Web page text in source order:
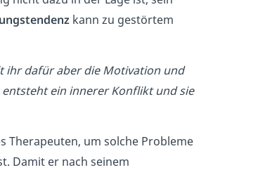
kann zu gestörtem
ihr dafür aber die Motivation und
ein innerer Konflikt und sie
Therapeuten, um solche Probleme
Damit er nach seinem